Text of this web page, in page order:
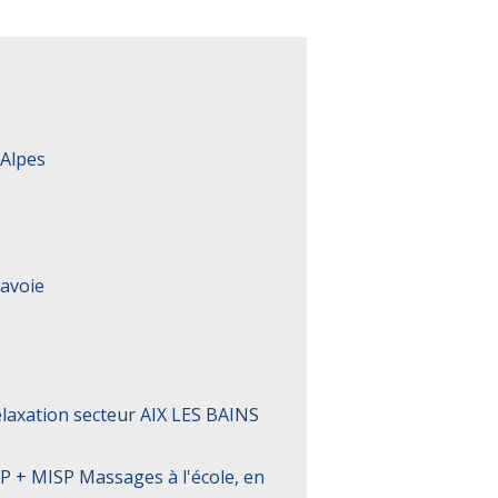
secteur AIX LES BAINS
+ MISP Massages à l'école, en